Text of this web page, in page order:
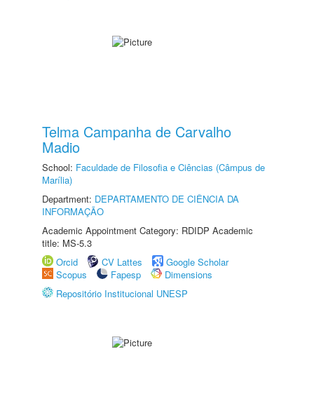
Telma Campanha de Carvalho
Madio
School: Faculdade de Filosofia e Ciências (Câmpus de
Marília)
Department: DEPARTAMENTO DE CIÊNCIA DA
INFORMAÇÃO
Academic Appointment Category: RDIDP Academic
title: MS-5.3
Orcid
CV Lattes
Google Scholar
Scopus
Fapesp
Dimensions
Repositório Institucional UNESP